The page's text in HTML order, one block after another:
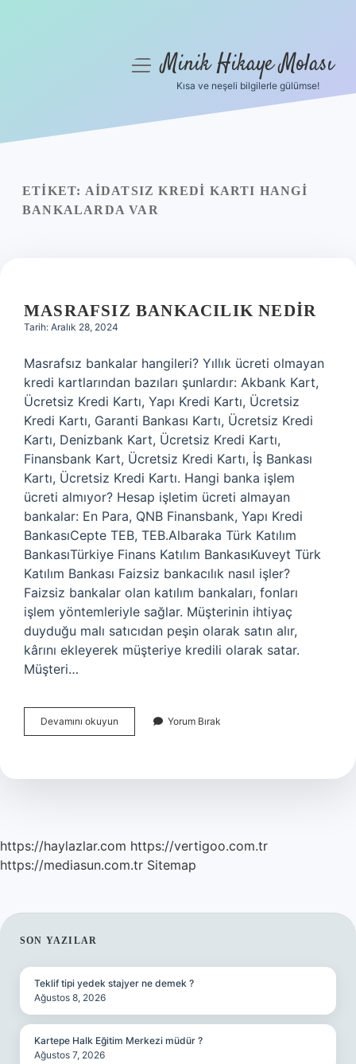
Yasal Uyarı
menüyüMinik Hikaye Molası
Kısa ve neşeli bilgilerle gülümse!
ETIKET: AIDATSIZ KREDI KARTI HANGI
BANKALARDA VAR
MASRAFSIZ BANKACILIK NEDIR
Tarih: Aralık 28, 2024
Masrafsız bankalar hangileri? Yıllık ücreti olmayan
kredi kartlarından bazıları şunlardır: Akbank Kart,
Ücretsiz Kredi Kartı, Yapı Kredi Kartı, Ücretsiz
Kredi Kartı, Garanti Bankası Kartı, Ücretsiz Kredi
Kartı, Denizbank Kart, Ücretsiz Kredi Kartı,
Finansbank Kart, Ücretsiz Kredi Kartı, İş Bankası
Kartı, Ücretsiz Kredi Kartı. Hangi banka işlem
ücreti almıyor? Hesap işletim ücreti almayan
bankalar: En Para, QNB Finansbank, Yapı Kredi
BankasıCepte TEB, TEB.Albaraka Türk Katılım
BankasıTürkiye Finans Katılım BankasıKuveyt Türk
Katılım Bankası Faizsiz bankacılık nasıl işler?
Faizsiz bankalar olan katılım bankaları, fonları
işlem yöntemleriyle sağlar. Müşterinin ihtiyaç
duyduğu malı satıcıdan peşin olarak satın alır,
kârını ekleyerek müşteriye kredili olarak satar.
Müşteri…
Devamını okuyun Masrafsız
Bankacılık
Yorum Bırak
https://haylazlar.com https://vertigoo.com.tr
https://mediasun.com.tr Sitemap
SIDEBAR
SON YAZILAR
Teklif tipi yedek stajyer ne demek ?
Ağustos 8, 2026
Kartepe Halk Eğitim Merkezi müdür ?
Ağustos 7, 2026